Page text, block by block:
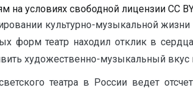
на условиях свободной лицензии CC
культурно-музыкальной
форм театр находил отклик в
художественно-музыкальный
театра в России ведет